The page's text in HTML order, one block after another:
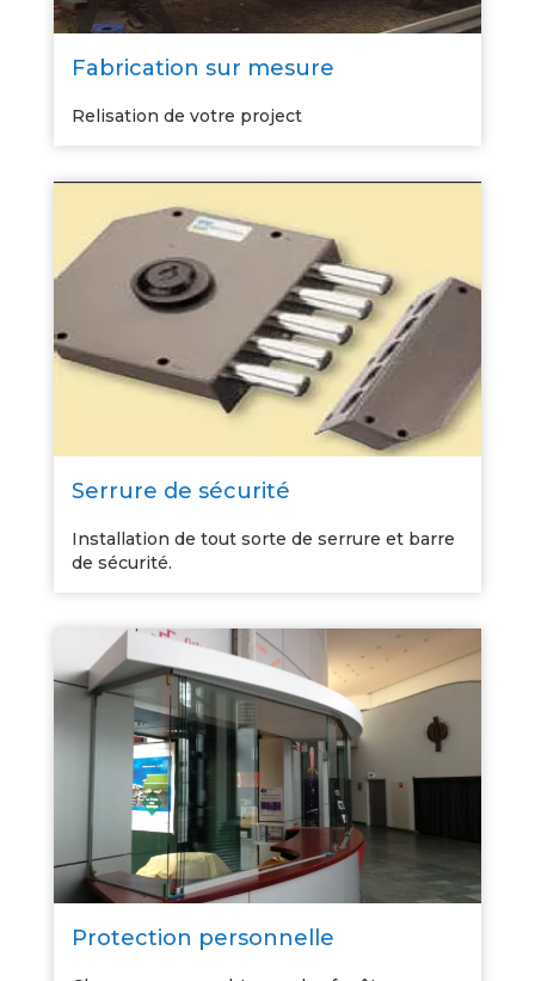
Fabrication sur mesure
Relisation de votre project
Serrure de sécurité
Installation de tout sorte de serrure et barre
de sécurité.
Protection personnelle